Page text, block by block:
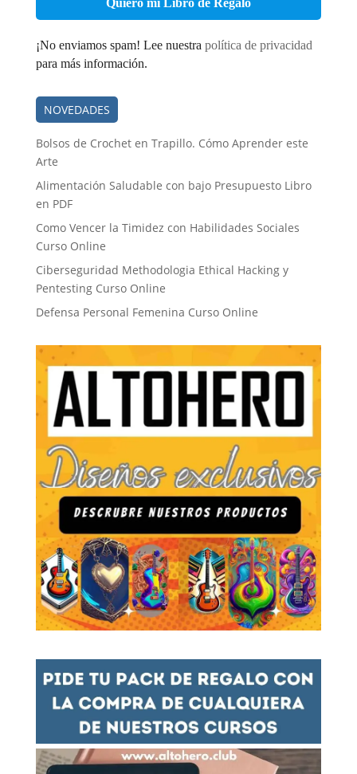
¡No enviamos spam! Lee nuestra política de privacidad
para más información.
NOVEDADES
Bolsos de Crochet en Trapillo. Cómo Aprender este
Arte
Alimentación Saludable con bajo Presupuesto Libro
en PDF
Como Vencer la Timidez con Habilidades Sociales
Curso Online
Ciberseguridad Methodologia Ethical Hacking y
Pentesting Curso Online
Defensa Personal Femenina Curso Online